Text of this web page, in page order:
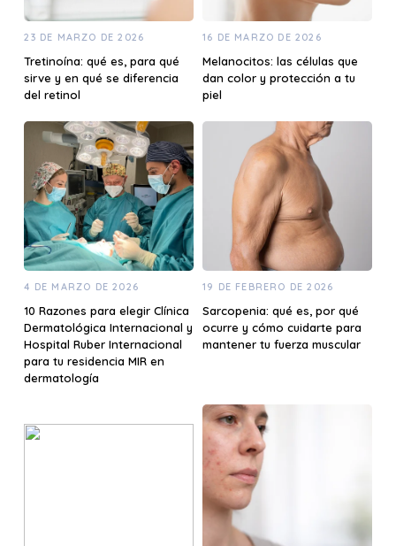
23 DE MARZO DE 2026
Tretinoína: qué es, para qué
sirve y en qué se diferencia
del retinol
16 DE MARZO DE 2026
Melanocitos: las células que
dan color y protección a tu
piel
4 DE MARZO DE 2026
10 Razones para elegir Clínica
Dermatológica Internacional y
Hospital Ruber Internacional
para tu residencia MIR en
dermatología
19 DE FEBRERO DE 2026
Sarcopenia: qué es, por qué
ocurre y cómo cuidarte para
mantener tu fuerza muscular